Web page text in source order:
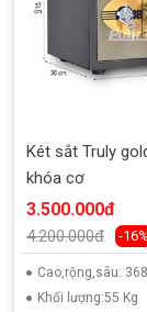
Két sắt Truly
khóa cơ
3.500.000đ
4.200.000đ -16%
Cao,rộng,sâu:
Khối lượng:55 Kg